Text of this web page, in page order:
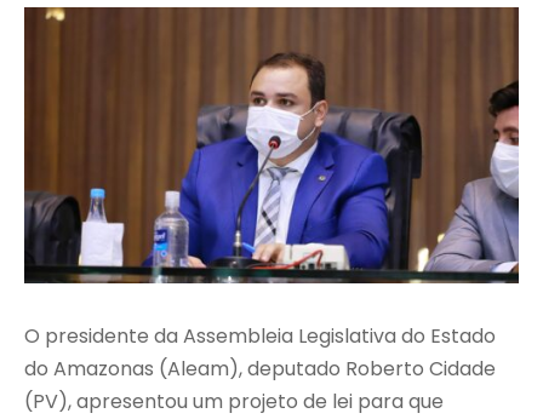
O presidente da Assembleia Legislativa do Estado
do Amazonas (Aleam), deputado Roberto Cidade
(PV), apresentou um projeto de lei para que